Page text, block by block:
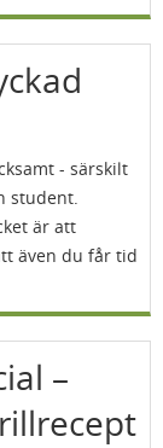
- särskilt
student.
är att
även du får tid
–